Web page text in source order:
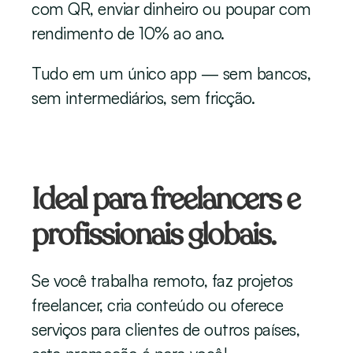
com QR, enviar dinheiro ou poupar com
rendimento de 10% ao ano.
Tudo em um único app — sem bancos,
sem intermediários, sem fricção.
Ideal para freelancers e
profissionais globais.
Se você trabalha remoto, faz projetos
freelancer, cria conteúdo ou oferece
serviços para clientes de outros países,